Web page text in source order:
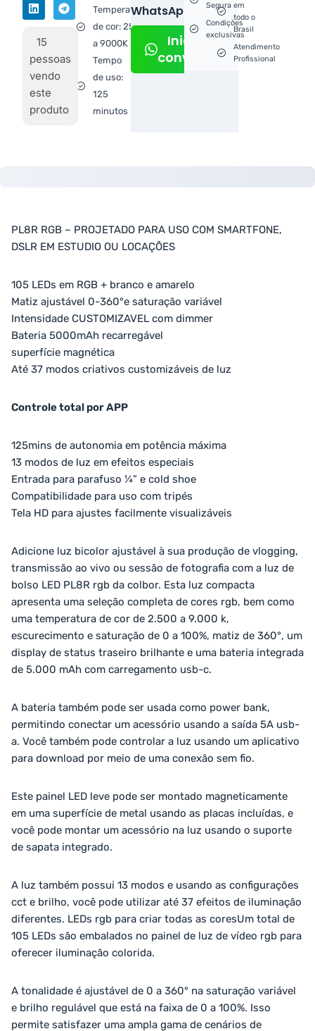
Temperatura
de cor: 2500
a 9000K
Tempo
de uso:
125
minutos
WhatsApp!
Iniciar
conversa
15
pessoas
vendo
este
produto
Segura
Condições
exclusivas
em
todo o
Brasil
Atendimento
Profissional
PL8R RGB – PROJETADO PARA USO COM SMARTFONE,
DSLR EM ESTUDIO OU LOCAÇÕES
105 LEDs em RGB + branco e amarelo
Matiz ajustável 0-360°e saturação variável
Intensidade CUSTOMIZAVEL com dimmer
Bateria 5000mAh recarregável
superfície magnética
Até 37 modos criativos customizáveis de luz
Controle total por APP
125mins de autonomia em potência máxima
13 modos de luz em efeitos especiais
Entrada para parafuso ¼” e cold shoe
Compatibilidade para uso com tripés
Tela HD para ajustes facilmente visualizáveis
Adicione luz bicolor ajustável à sua produção de vlogging,
transmissão ao vivo ou sessão de fotografia com a luz de
bolso LED PL8R rgb da colbor. Esta luz compacta
apresenta uma seleção completa de cores rgb, bem como
uma temperatura de cor de 2.500 a 9.000 k,
escurecimento e saturação de 0 a 100%, matiz de 360°, um
display de status traseiro brilhante e uma bateria integrada
de 5.000 mAh com carregamento usb-c.
A bateria também pode ser usada como power bank,
permitindo conectar um acessório usando a saída 5A usb-
a. Você também pode controlar a luz usando um aplicativo
para download por meio de uma conexão sem fio.
Este painel LED leve pode ser montado magneticamente
em uma superfície de metal usando as placas incluídas, e
você pode montar um acessório na luz usando o suporte
de sapata integrado.
A luz também possui 13 modos e usando as configurações
cct e brilho, você pode utilizar até 37 efeitos de iluminação
diferentes. LEDs rgb para criar todas as coresUm total de
105 LEDs são embalados no painel de luz de vídeo rgb para
oferecer iluminação colorida.
A tonalidade é ajustável de 0 a 360° na saturação variável
e brilho regulável que está na faixa de 0 a 100%. Isso
permite satisfazer uma ampla gama de cenários de